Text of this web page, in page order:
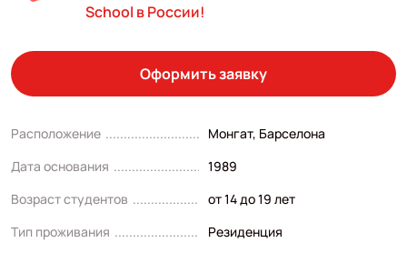
School в России!
Оформить заявку
Расположение
Монгат, Барселона
Дата основания
1989
Возраст студентов
от 14 до 19 лет
Тип проживания
Резиденция